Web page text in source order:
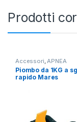
Prodotti
Accessori APNEA
Piombo da 1KG a
rapido Mares